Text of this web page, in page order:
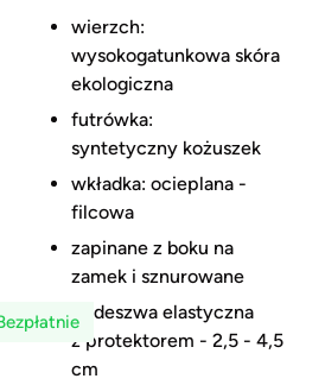
wierzch:
wysokogatunkowa skóra
ekologiczna
futrówka:
syntetyczny kożuszek
wkładka: ocieplana -
filcowa
zapinane z boku na
zamek i sznurowane
podeszwa elastyczna
z protektorem - 2,5 - 4,5
cm